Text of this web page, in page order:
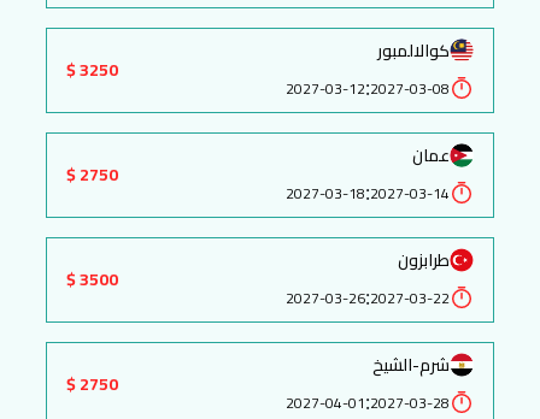
كوالالمبور
2027-03-08
:
2027-03-12
3250 $
عمان
2027-03-14
:
2027-03-18
2750 $
طرابزون
2027-03-22
:
2027-03-26
3500 $
شرم-الشيخ
2027-03-28
:
2027-04-01
2750 $